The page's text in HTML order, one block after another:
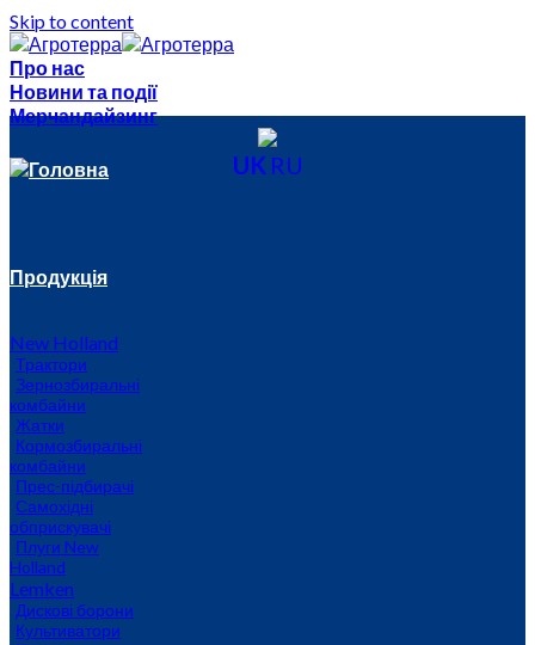
Skip to content
Про нас
Новини та події
Мерчандайзинг
UK RU
Головна
Продукція
New Holland
Трактори
Зернозбиральні
комбайни
Жатки
Кормозбиральні
комбайни
Прес-підбирачі
Самохідні
обприскувачі
Плуги New
Holland
Lemken
Дискові борони
Культиватори